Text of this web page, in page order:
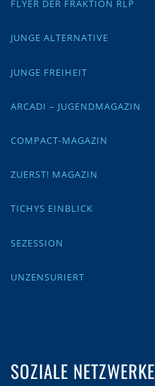
FLYER DER FRAKTION RLP
JUNGE ALTERNATIVE
JUNGE FREIHEIT
ARCADI – JUGENDMAGAZIN
COMPACT-MAGAZIN
ZUERST! MAGAZIN
TICHYS EINBLICK
SEZESSION
UNZENSURIERT
SOZIALE NETZWERKE